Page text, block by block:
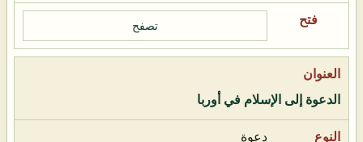
تصفح
الدعوة إلى الإسلام في أوربا
دعوة